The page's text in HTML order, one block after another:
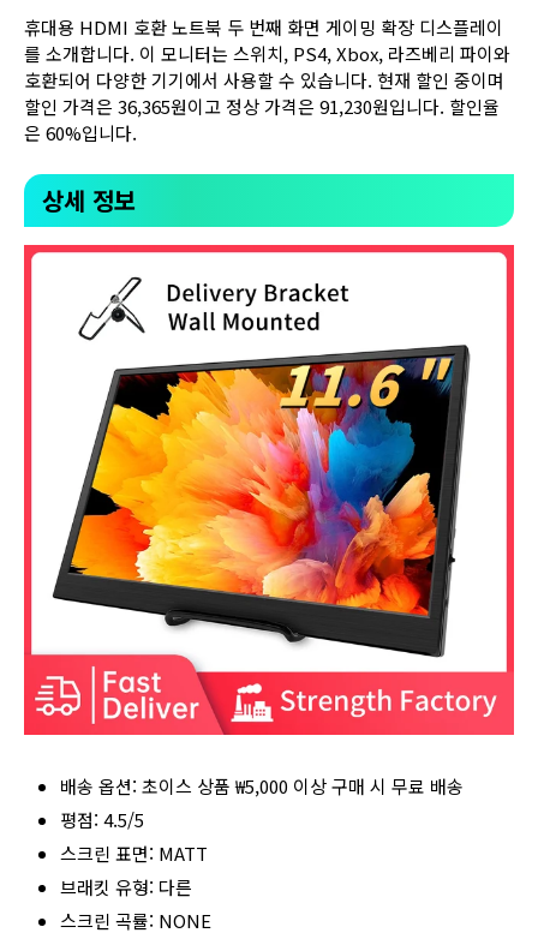
휴대용 HDMI 호환 노트북 두 번째 화면 게이밍 확장 디스플레이
를 소개합니다. 이 모니터는 스위치, PS4, Xbox, 라즈베리 파이와
호환되어 다양한 기기에서 사용할 수 있습니다. 현재 할인 중이며
할인 가격은 36,365원이고 정상 가격은 91,230원입니다. 할인율
은 60%입니다.
상세 정보
배송 옵션: 초이스 상품 ₩5,000 이상 구매 시 무료 배송
평점: 4.5/5
스크린 표면: MATT
브래킷 유형: 다른
스크린 곡률: NONE